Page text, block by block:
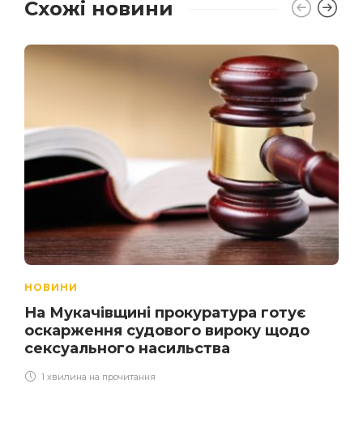
Схожі новини
НОВИНИ
На Мукачівщині прокуратура готує
оскарження судового вироку щодо
сексуального насильства
1 хвилина на прочитання